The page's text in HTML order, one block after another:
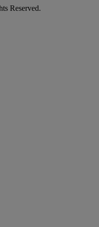
Reserved.